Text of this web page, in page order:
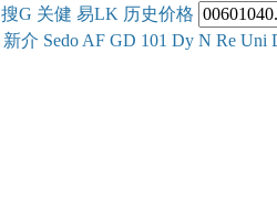
搜G 关健 易LK 历史价格
新介 Sedo AF GD 101 Dy N Re Uni